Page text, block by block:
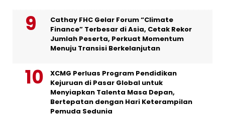
Cathay FHC Gelar Forum “Climate
Finance” Terbesar di Asia, Cetak Rekor
Jumlah Peserta, Perkuat Momentum
Menuju Transisi Berkelanjutan
XCMG Perluas Program Pendidikan
Kejuruan di Pasar Global untuk
Menyiapkan Talenta Masa Depan,
Bertepatan dengan Hari Keterampilan
Pemuda Sedunia